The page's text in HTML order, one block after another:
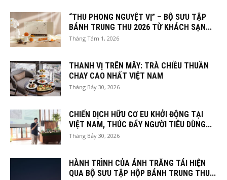
“THU PHONG NGUYỆT VỊ” – BỘ SƯU TẬP
BÁNH TRUNG THU 2026 TỪ KHÁCH SẠN...
Tháng Tám 1, 2026
THANH VỊ TRÊN MÂY: TRÀ CHIỀU THUẦN
CHAY CAO NHẤT VIỆT NAM
Tháng Bảy 30, 2026
CHIẾN DỊCH HỮU CƠ EU KHỞI ĐỘNG TẠI
VIỆT NAM, THÚC ĐẨY NGƯỜI TIÊU DÙNG...
Tháng Bảy 30, 2026
HÀNH TRÌNH CỦA ÁNH TRĂNG TÁI HIỆN
QUA BỘ SƯU TẬP HỘP BÁNH TRUNG THU...